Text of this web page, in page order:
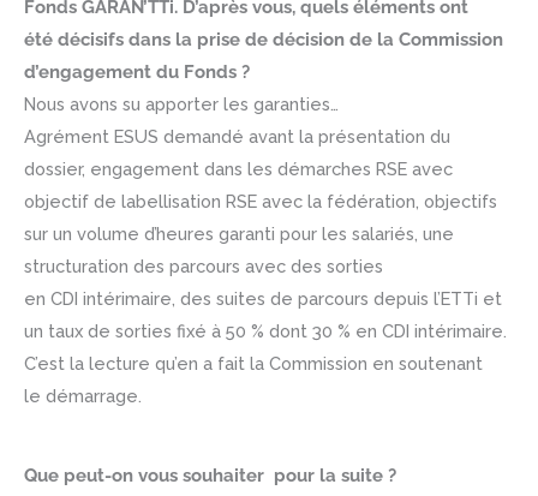
Fonds GARAN’TTi. D’après vous, quels éléments ont
été décisifs dans la prise de décision de la Commission
d’engagement du Fonds ?
Nous avons su apporter les garanties…
Agrément ESUS demandé avant la présentation du
dossier, engagement dans les démarches RSE avec
objectif de labellisation RSE avec la fédération, objectifs
sur un volume d’heures garanti pour les salariés, une
structuration des parcours avec des sorties
en CDI intérimaire, des suites de parcours depuis l’ETTi et
un taux de sorties fixé à 50 % dont 30 % en CDI intérimaire.
C’est la lecture qu’en a fait la Commission en soutenant
le démarrage.
Que peut-on vous souhaiter pour la suite ?